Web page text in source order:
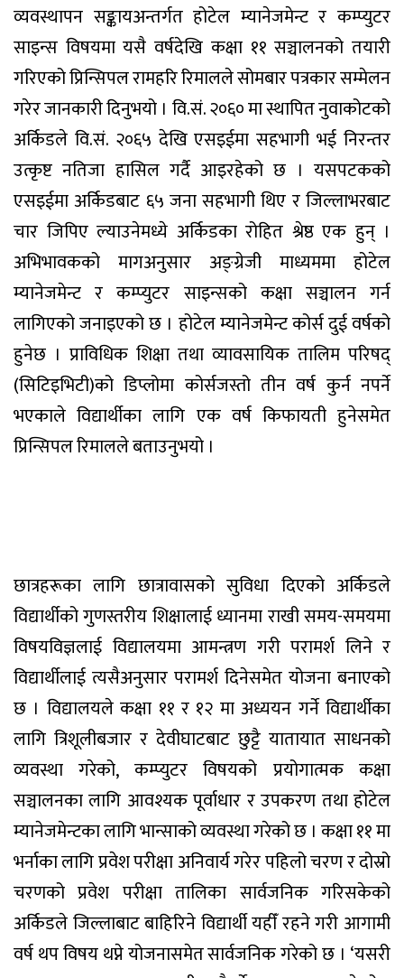
व्यवस्थापन सङ्कायअन्तर्गत होटेल म्यानेजमेन्ट र कम्प्युटर
साइन्स विषयमा यसै वर्षदेखि कक्षा ११ सञ्चालनको तयारी
गरिएको प्रिन्सिपल रामहरि रिमालले सोमबार पत्रकार सम्मेलन
गरेर जानकारी दिनुभयो । वि.सं. २०६० मा स्थापित नुवाकोटको
अर्किडले वि.सं. २०६५ देखि एसइईमा सहभागी भई निरन्तर
उत्कृष्ट नतिजा हासिल गर्दै आइरहेको छ । यसपटकको
एसइईमा अर्किडबाट ६५ जना सहभागी थिए र जिल्लाभरबाट
चार जिपिए ल्याउनेमध्ये अर्किडका रोहित श्रेष्ठ एक हुन् ।
अभिभावकको मागअनुसार अङ्ग्रेजी माध्यममा होटेल
म्यानेजमेन्ट र कम्प्युटर साइन्सको कक्षा सञ्चालन गर्न
लागिएको जनाइएको छ । होटेल म्यानेजमेन्ट कोर्स दुई वर्षको
हुनेछ । प्राविधिक शिक्षा तथा व्यावसायिक तालिम परिषद्
(सिटिइभिटी)को डिप्लोमा कोर्सजस्तो तीन वर्ष कुर्न नपर्ने
भएकाले विद्यार्थीका लागि एक वर्ष किफायती हुनेसमेत
प्रिन्सिपल रिमालले बताउनुभयो ।
छात्रहरूका लागि छात्रावासको सुविधा दिएको अर्किडले
विद्यार्थीको गुणस्तरीय शिक्षालाई ध्यानमा राखी समय-समयमा
विषयविज्ञलाई विद्यालयमा आमन्त्रण गरी परामर्श लिने र
विद्यार्थीलाई त्यसैअनुसार परामर्श दिनेसमेत योजना बनाएको
छ । विद्यालयले कक्षा ११ र १२ मा अध्ययन गर्ने विद्यार्थीका
लागि त्रिशूलीबजार र देवीघाटबाट छुट्टै यातायात साधनको
व्यवस्था गरेको, कम्प्युटर विषयको प्रयोगात्मक कक्षा
सञ्चालनका लागि आवश्यक पूर्वाधार र उपकरण तथा होटेल
म्यानेजमेन्टका लागि भान्साको व्यवस्था गरेको छ । कक्षा ११ मा
भर्नाका लागि प्रवेश परीक्षा अनिवार्य गरेर पहिलो चरण र दोस्रो
चरणको प्रवेश परीक्षा तालिका सार्वजनिक गरिसकेको
अर्किडले जिल्लाबाट बाहिरिने विद्यार्थी यहीँ रहने गरी आगामी
वर्ष थप विषय थप्ने योजनासमेत सार्वजनिक गरेको छ । ‘यसरी